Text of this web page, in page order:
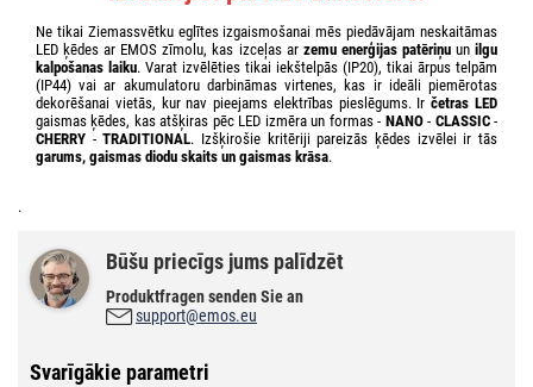
Ne tikai Ziemassvētku eglītes izgaismošanai mēs piedāvājam neskaitāmas
LED ķēdes ar EMOS zīmolu, kas izceļas ar zemu enerģijas patēriņuunilgu
kalpošanas laiku. Varat izvēlēties tikai iekštelpās (IP20), tikai ārpus telpām
(IP44) vai ar akumulatoru darbināmas virtenes, kas ir ideāli piemērotas
dekorēšanai vietās, kur nav pieejams elektrības pieslēgums. Irčetras LED
gaismas ķēdes, kas atšķiras pēc LED izmēra un formas - NANO- CLASSIC-
CHERRY -TRADITIONAL. Izšķirošie kritēriji pareizās ķēdes izvēlei ir tās
garums, gaismas diodu skaits un gaismas krāsa.
.
Būšu priecīgs jums palīdzēt
Produktfragen senden Sie an
support@emos.eu
Svarīgākie parametri